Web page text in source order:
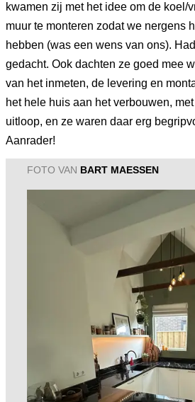
kwamen zij met het idee om de koel/
muur te monteren zodat we nergens
hebben (was een wens van ons).
gedacht. Ook dachten ze goed mee
van het inmeten, de levering en
het hele huis aan het verbouwen,
uitloop, en ze waren daar erg
Aanrader!
FOTO VAN BART MAESSEN